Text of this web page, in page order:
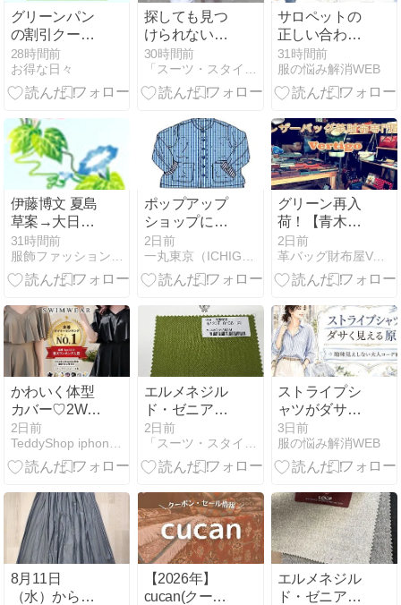
ーショルダー
バッグ※持ち
手付き・縦横
兼用（4762）
グリーンパン
の割引クーポ
ンやセールま
とめ【2026
年】
28時間前
お得な日々
探しても見つ
けられないフ
ァッションア
イテム！ワイ
ドラインのホ
ム！ネットも
ショップも無
い
30時間前
サロペットの
正しい合わせ
方【子どもっ
ぽく見せない
大人の着こな
31時間前
服の悩み解消WEB
伊藤博文 夏島
草案→大日本
帝国憲法
31時間前
ポップアップ
ショップに向
けてイラスト
下げ札を制作
の巻
2日前
グリーン再入
荷！【青木鞄
la
GALLERIA（ラ・
ガレリア）
スト】クロー
ム鞣しアンテ
ィーク調&パ
ラフィン仕上
げ牛革・ツー
トーンカラー
レザー二つ折
り財布/札入れ
（2971）
2日前
革バッグ財布屋Vertigoヴァーティゴのブログ
かわいく体型
カバー♡2Way
ワンピース水
着
2日前
TeddyShop iphoneケース、水着販売店
エルメネジル
ド・ゼニアの
モヘア生地が
レディースみ
たいでオシャ
ート生地とし
て作ろうか？
2日前
「スーツ・スタイリスト」のblog
ストライプシ
ャツがダサく
見える原因
【地味見えし
ない大人コー
3日前
服の悩み解消WEB
8月11日
（水）から始
【2026年】
cucan(クーカ
エルメネジル
ド・ゼニアの